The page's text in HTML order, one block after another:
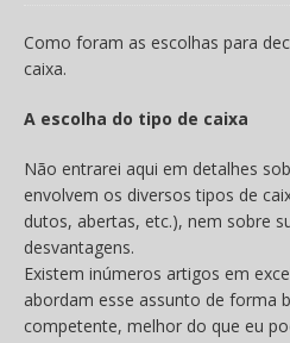
Como foram as escolhas para
caixa.
A escolha do tipo de caixa
Não entrarei aqui em detalhes
envolvem os diversos tipos de
dutos, abertas, etc.), nem sobre
desvantagens.
Existem inúmeros artigos em
abordam esse assunto de forma
competente, melhor do que eu